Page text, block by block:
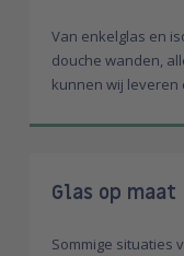
Van enkelglas en
douche wanden,
kunnen wij leveren
Glas op maat
Sommige situaties